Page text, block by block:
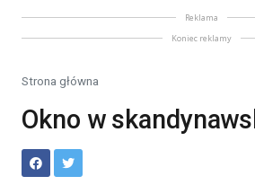
Reklama
Koniec reklamy
Strona główna
Okno w